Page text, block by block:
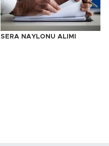
SERA NAYLONU ALIMI